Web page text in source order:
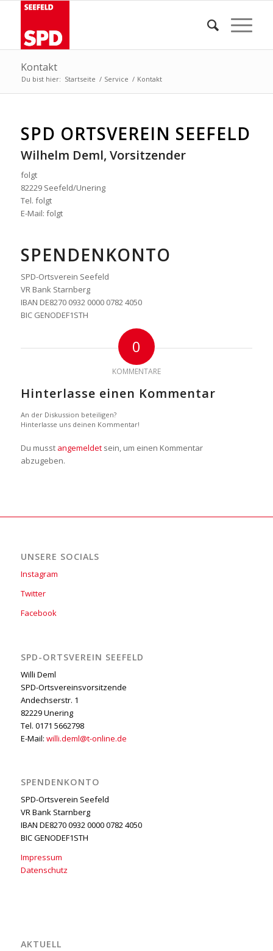
Kontakt
Du bist hier: Startseite / Service / Kontakt
SPD ORTSVEREIN SEEFELD
Wilhelm Deml, Vorsitzender
folgt
82229 Seefeld/Unering
Tel. folgt
E-Mail: folgt
SPENDENKONTO
SPD-Ortsverein Seefeld
VR Bank Starnberg
IBAN DE8270 0932 0000 0782 4050
BIC GENODEF1STH
0
KOMMENTARE
Hinterlasse einen Kommentar
An der Diskussion beteiligen?
Hinterlasse uns deinen Kommentar!
Du musst angemeldetsein, um einen Kommentar
abzugeben.
UNSERE SOCIALS
Instagram
Twitter
Facebook
SPD-ORTSVEREIN SEEFELD
Willi Deml
SPD-Ortsvereinsvorsitzende
Andechserstr. 1
82229 Unering
Tel. 0171 5662798
E-Mail: willi.deml@t-online.de
SPENDENKONTO
SPD-Ortsverein Seefeld
VR Bank Starnberg
IBAN DE8270 0932 0000 0782 4050
BIC GENODEF1STH
Impressum
Datenschutz
AKTUELL